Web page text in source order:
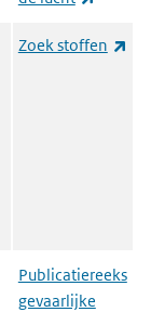
Zoek stoffen
Publicatiereeks
gevaarlijke